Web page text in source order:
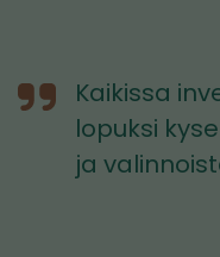
Kaikissa
lopuksi
ja